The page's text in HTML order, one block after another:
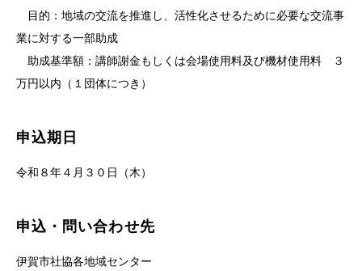
目的：地域の交流を推進し、活性化させるために必要な交流事
業に対する一部助成
助成基準額：講師謝金もしくは会場使用料及び機材使用料 ３
万円以内（１団体につき）
申込期日
令和８年４月３０日（木）
申込・問い合わせ先
伊賀市社協各地域センター